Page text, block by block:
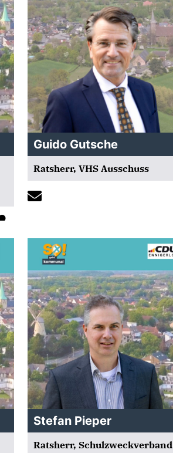
Guido Gutsche
Ratsherr, VHS Ausschuss
Stefan Pieper
Ratsherr, Schulzweckverband